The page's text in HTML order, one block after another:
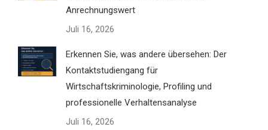
Anrechnungswert
Juli 16, 2026
Erkennen Sie, was andere übersehen: Der
Kontaktstudiengang für
Wirtschaftskriminologie, Profiling und
professionelle Verhaltensanalyse
Juli 16, 2026